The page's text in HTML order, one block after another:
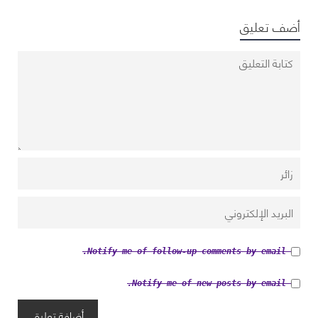
أضف تعليق
Notify me of follow-up comments by email.
Notify me of new posts by email.